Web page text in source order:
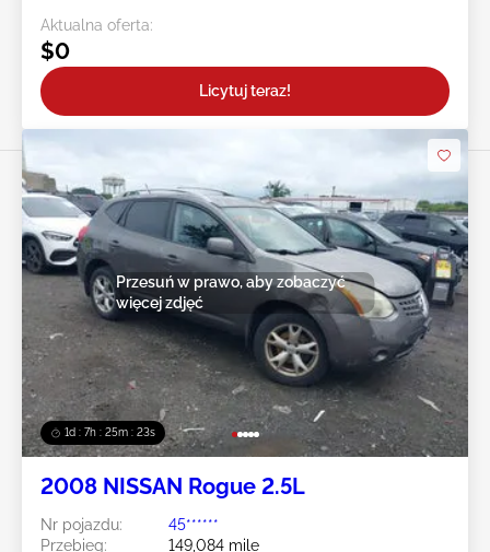
Aktualna oferta:
$0
Licytuj teraz!
1d : 7h : 25m : 20s
Przesuń w prawo, aby zobaczyć
więcej zdjęć
2008 NISSAN Rogue 2.5L
Nr pojazdu:
45******
Przebieg:
149,084 mile